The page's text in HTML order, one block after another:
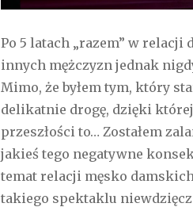
Po 5 latach „razem” w relacji
innych mężczyzn jednak
Mimo, że byłem tym, który
delikatnie drogę, dzięki
przeszłości to… Zostałem
jakieś tego negatywne
temat relacji męsko
takiego spektaklu